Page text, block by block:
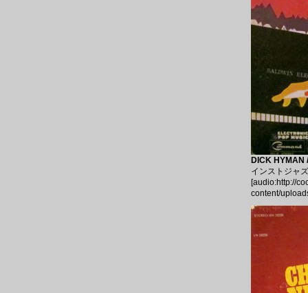
DICK HYMAN
インストジャ
[audio:http://
content/